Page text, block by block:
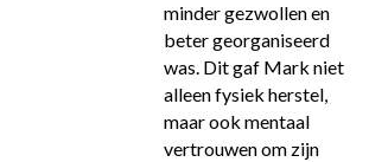
minder gezwollen en
beter georganiseerd
was. Dit gaf Mark niet
alleen fysiek herstel,
maar ook mentaal
vertrouwen om zijn